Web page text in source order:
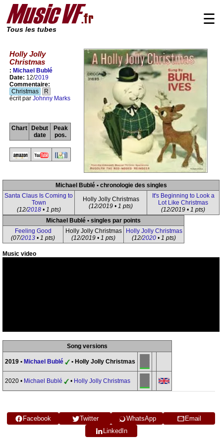
Tous les tubes
☰
Holly Jolly
Christmas
: Michael Bublé
Date: 12/2019
Commentaire:
Christmas
R
écrit par Johnny Marks
Chart
Debut
date
Peak
pos.
Michael Bublé • chronologie des singles
Santa Claus Is Coming to
Town
(12/2018• 1 pts)
Holly Jolly Christmas
(12/2019 • 1 pts)
It's Beginning to Look a
Lot Like Christmas
(12/2019 • 1 pts)
Michael Bublé • singles par points
Feeling Good
(07/2013 • 1 pts)
Holly Jolly Christmas
(12/2019 • 1 pts)
Holly Jolly Christmas
(12/2020 • 1 pts)
Music video
Song versions
2019 • Michael Bublé • Holly Jolly Christmas
2020 • Michael Bublé • Holly Jolly Christmas
Facebook Twitter WhatsApp
Email
LinkedIn